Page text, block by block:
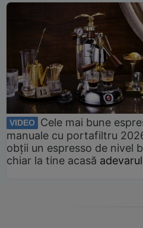
VIDEO
Cele mai bune
manuale cu portafiltru
obții un espresso de nivel
chiar la tine acasă